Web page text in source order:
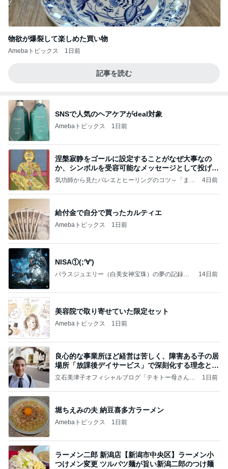
物欲が爆裂して楽しめた買い物
Amebaトピックス 1日前
記事を読む
SNSで人気のヘアケアがdeal対象
Amebaトピックス 1日前
涅槃寂静をゴールに設定することがなぜ大事なの
か、シンボルを受容可能なメッセージとして投げる
ことが
気功師から見たバレエとヒーリングのコツ～「まと
4日前
給付金で自分で買ったカルティエ
Amebaトピックス 1日前
NISA①(;'∀')
パラスジュエリー（白美女神宝珠）の夢の記録
14日前
美容院で取り寄せていた限定セット
Amebaトピックス 1日前
良心的な事業所ほど経営は苦しく、障害ある子の居
場所「放課後デイサービス」で深刻化する理念と現
実の
立石美津子オフィシャルブログ「テキトー母さんの
1日前
堀ちえみの夫 納豆喜多方ラーメン
Amebaトピックス 1日前
ラーメン二郎 新潟店【新潟市中央区】ラーメン小
つけメン変更 ツルパツ麺が旨い新潟二郎のつけ麺